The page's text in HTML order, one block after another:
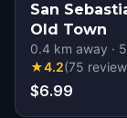
San
Old Town
0.4 km away · 5
★4.2(75
$6.99